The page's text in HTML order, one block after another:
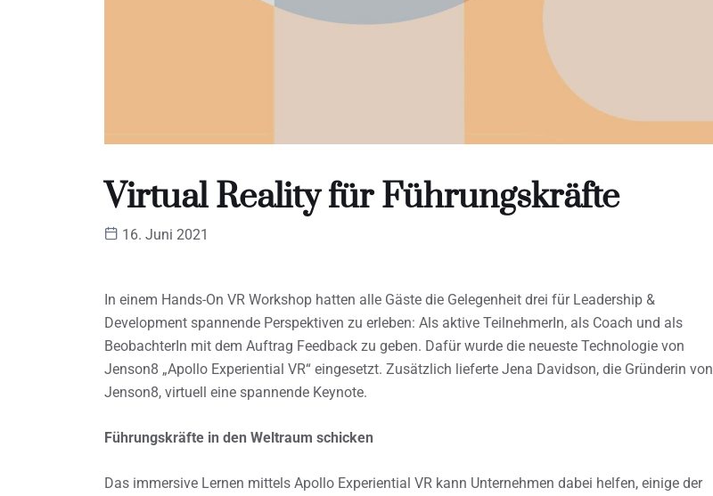
Virtual Reality für Führungskräfte
16. Juni 2021
In einem Hands-On VR Workshop hatten alle Gäste die Gelegenheit drei für Leadership &
Development spannende Perspektiven zu erleben: Als aktive TeilnehmerIn, als Coach und als
BeobachterIn mit dem Auftrag Feedback zu geben. Dafür wurde die neueste Technologie von
Jenson8 „Apollo Experiential VR“ eingesetzt. Zusätzlich lieferte Jena Davidson, die Gründerin von
Jenson8, virtuell eine spannende Keynote.
Führungskräfte in den Weltraum schicken
Das immersive Lernen mittels Apollo Experiential VR kann Unternehmen dabei helfen, einige der